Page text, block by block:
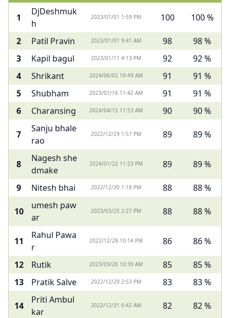
1
DjDeshmuk
h
2023/01/01 1:59 PM 100 100 %
2 Patil Pravin 2023/01/01 9:41 AM 98
98 %
3
Kapil bagul 2023/01/11 4:13 PM 92
92 %
4
Shrikant 2024/06/02 10:49 AM 91
91 %
5
Shubham 2023/01/16 11:42 AM 91
91 %
6
Charansing 2024/04/15 11:53 AM 90 90 %
7
Sanju bhale
rao
2022/12/29 1:57 PM 89 89 %
8
Nagesh she
dmake
2024/01/22 11:23 PM 89 89 %
9 Nitesh bhai 2022/12/30 1:18 PM 88 88 %
10
umesh paw
ar
2023/03/25 2:27 PM 88 88 %
11
Rahul Pawa
r
2022/12/28 10:14 PM 86 86 %
12 Rutik 2023/03/20 10:39 AM 85
85 %
13
Pratik Salve 2022/12/29 2:53 PM 83 83 %
14
Priti Ambul
kar
2022/12/31 6:42 AM 82 82 %